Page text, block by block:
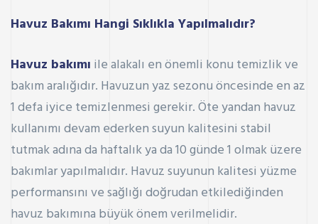
Havuz Bakımı Hangi Sıklıkla Yapılmalıdır?
Havuz bakımı ile alakalı en önemli konu temizlik ve
bakım aralığıdır. Havuzun yaz sezonu öncesinde en az
1 defa iyice temizlenmesi gerekir. Öte yandan havuz
kullanımı devam ederken suyun kalitesini stabil
tutmak adına da haftalık ya da 10 günde 1 olmak üzere
bakımlar yapılmalıdır. Havuz suyunun kalitesi yüzme
performansını ve sağlığı doğrudan etkilediğinden
havuz bakımına büyük önem verilmelidir.